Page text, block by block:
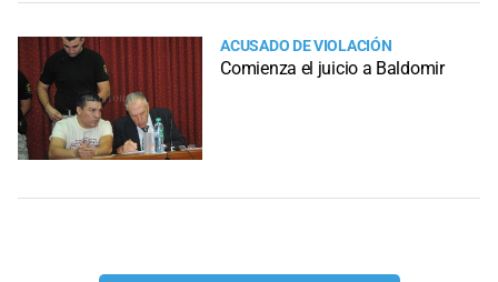
ACUSADO DE VIOLACIÓN
Comienza el juicio a Baldomir